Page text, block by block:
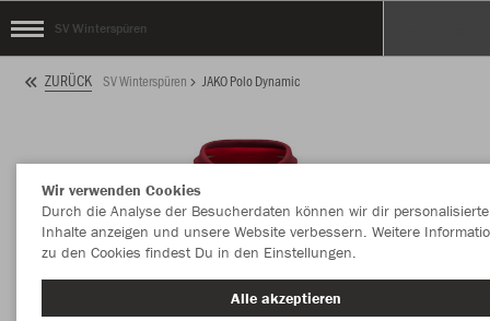
SV Winterspüren
ZURÜCK SV Winterspüren JAKO Polo Dynamic
Wir verwenden Cookies
Durch die Analyse der Besucherdaten können wir dir personalisierte
Inhalte anzeigen und unsere Website verbessern. Weitere
zu den Cookies findest Du in den Einstellungen.
Alle akzeptieren